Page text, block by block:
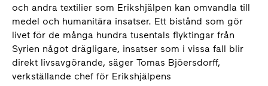
och andra textilier som Erikshjälpen kan omvandla till
medel och humanitära insatser. Ett bistånd som gör
livet för de många hundra tusentals flyktingar från
Syrien något drägligare, insatser som i vissa fall blir
direkt livsavgörande, säger Tomas Bjöersdorff,
verkställande chef för Erikshjälpens